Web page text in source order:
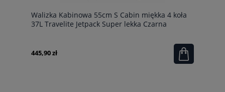
Walizka Kabinowa 55cm S Cabin miękka 4 koła
37L Travelite Jetpack Super lekka Czarna
445,90 zł